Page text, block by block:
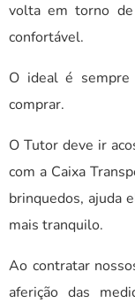
volta em torno
confortável.
O ideal é
comprar.
O Tutor deve ir
com a Caixa
brinquedos, ajuda
mais tranquilo.
Ao contratar
aferição das